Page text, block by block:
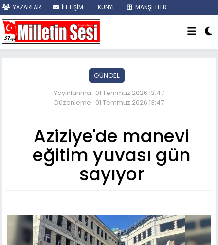
YAZARLAR İLETİŞİM KÜNYE
MANŞETLER
SON DAKİKA
GÜNCEL
Yayınlanma : 01 Temmuz 2026 13:47
Düzenleme : 01 Temmuz 2026 13:47
Aziziye'de manevi
eğitim yuvası gün
sayıyor